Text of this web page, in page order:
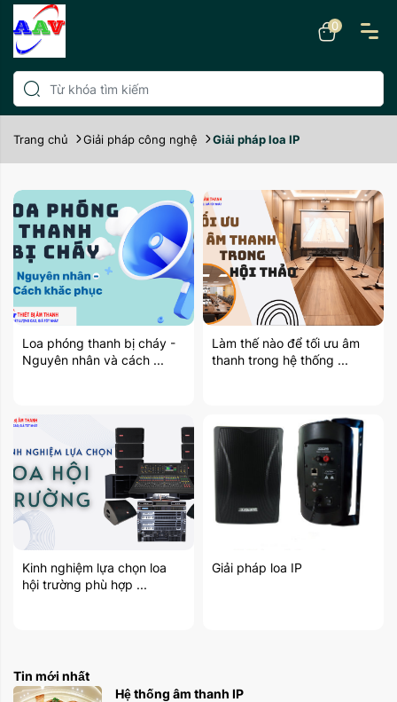
0
Trang chủ Giải pháp công nghệ Giải pháp loa IP
Loa phóng thanh bị cháy -
Nguyên nhân và cách ...
Làm thế nào để tối ưu âm
thanh trong hệ thống ...
Kinh nghiệm lựa chọn loa
hội trường phù hợp ...
Giải pháp loa IP
Tin mới nhất
Hệ thống âm thanh IP